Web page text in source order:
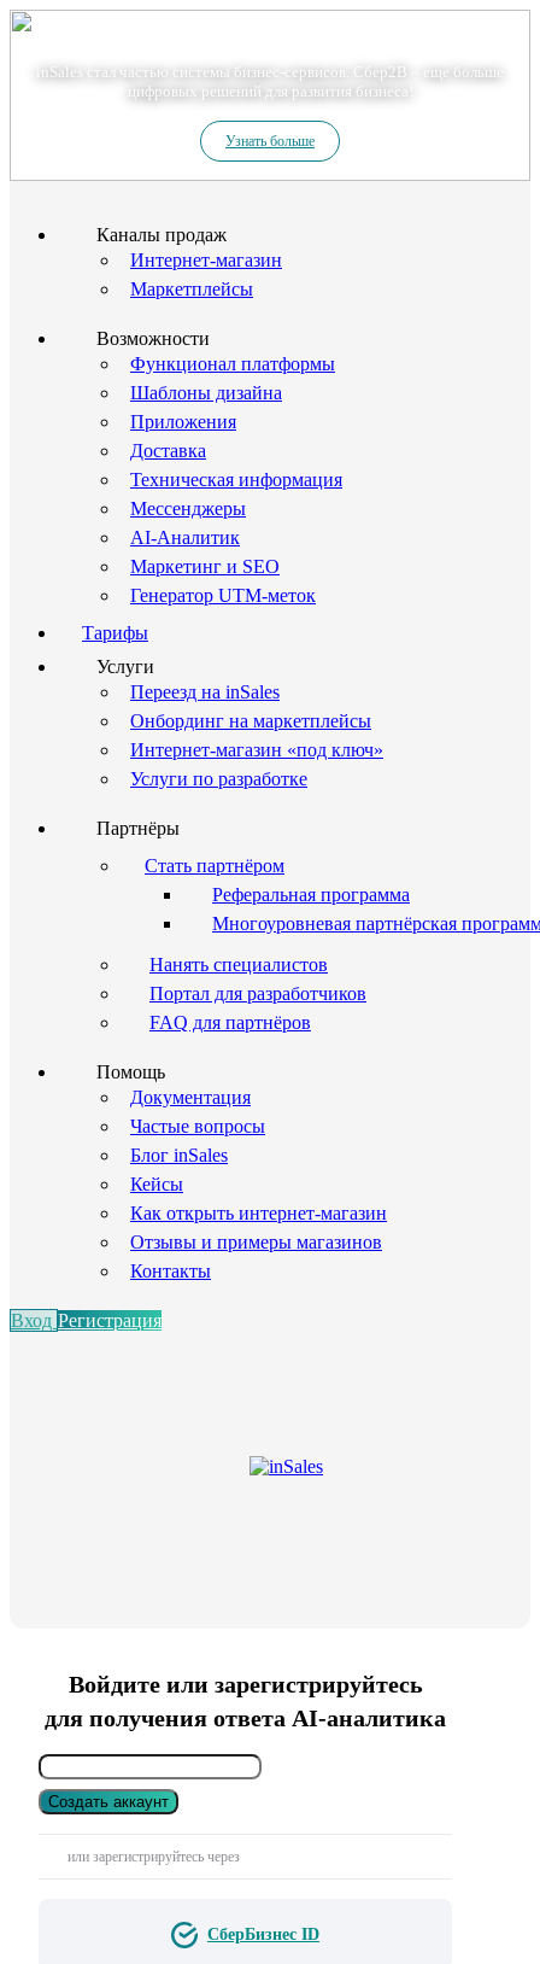
inSales стал частью системы бизнес-сервисов. Сбер2В – еще больше
цифровых решений для развития бизнеса!
Узнать больше
Каналы продаж
Интернет-магазин
Маркетплейсы
Возможности
Функционал платформы
Шаблоны дизайна
Приложения
Доставка
Техническая информация
Мессенджеры
AI-Аналитик
Маркетинг и SEO
Генератор UTM-меток
Тарифы
Услуги
Переезд на inSales
Онбординг на маркетплейсы
Интернет-магазин «под ключ»
Услуги по разработке
Партнёры
Стать партнёром
Реферальная программа
Многоуровневая партнёрская
Нанять специалистов
Портал для разработчиков
FAQ для партнёров
Помощь
Документация
Частые вопросы
Блог inSales
Кейсы
Как открыть интернет-магазин
Отзывы и примеры магазинов
Контакты
Вход Регистрация
Войдите или зарегистрируйтесь
для получения ответа AI-аналитика
Создать аккаунт
или зарегистрируйтесь через
СберБизнес ID